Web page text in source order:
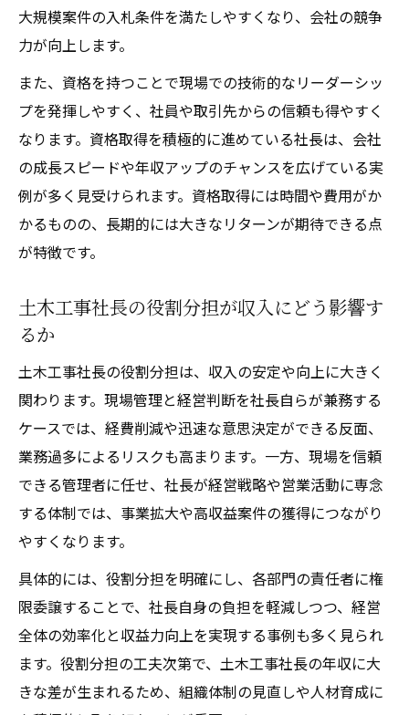
大規模案件の入札条件を満たしやすくなり、会社の競争
力が向上します。
また、資格を持つことで現場での技術的なリーダーシッ
プを発揮しやすく、社員や取引先からの信頼も得やすく
なります。資格取得を積極的に進めている社長は、会社
の成長スピードや年収アップのチャンスを広げている実
例が多く見受けられます。資格取得には時間や費用がか
かるものの、長期的には大きなリターンが期待できる点
が特徴です。
土木工事社長の役割分担が収入にどう影響す
るか
土木工事社長の役割分担は、収入の安定や向上に大きく
関わります。現場管理と経営判断を社長自らが兼務する
ケースでは、経費削減や迅速な意思決定ができる反面、
業務過多によるリスクも高まります。一方、現場を信頼
できる管理者に任せ、社長が経営戦略や営業活動に専念
する体制では、事業拡大や高収益案件の獲得につながり
やすくなります。
具体的には、役割分担を明確にし、各部門の責任者に権
限委譲することで、社長自身の負担を軽減しつつ、経営
全体の効率化と収益力向上を実現する事例も多く見られ
ます。役割分担の工夫次第で、土木工事社長の年収に大
きな差が生まれるため、組織体制の見直しや人材育成に